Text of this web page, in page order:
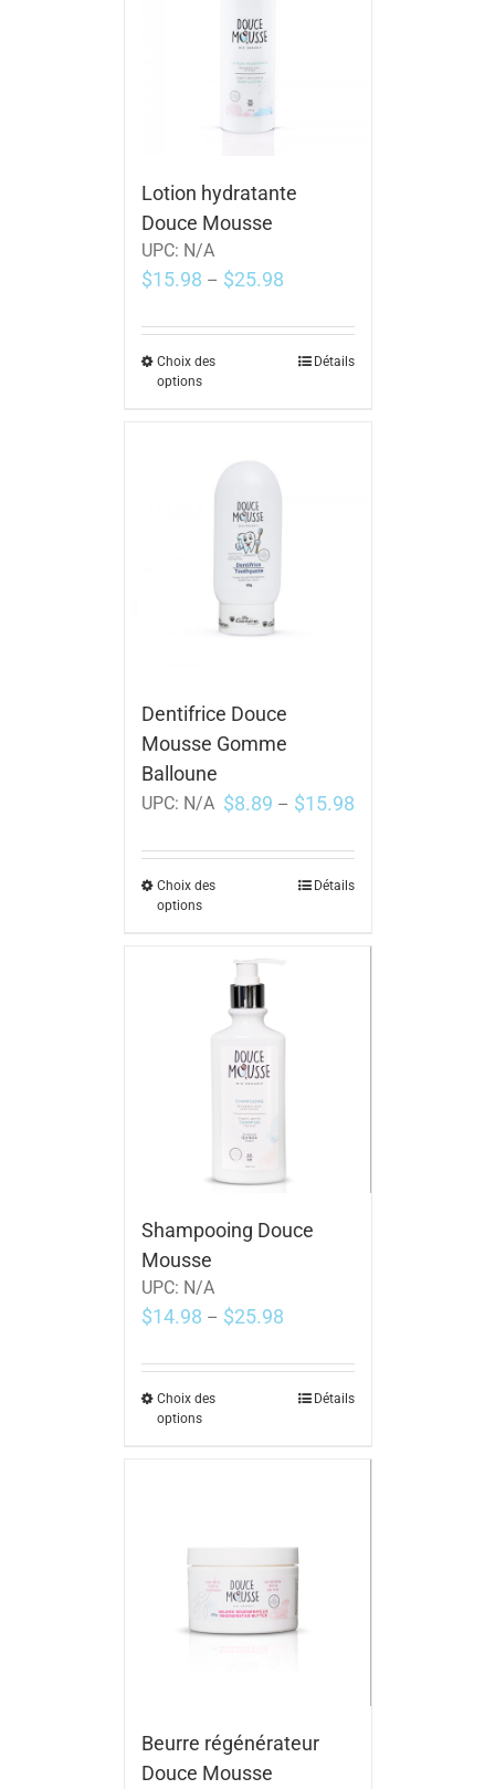
Lotion hydratante
Douce Mousse
UPC: N/A
$15.98 – $25.98
Choix des
options
Détails
Dentifrice Douce
Mousse Gomme
Balloune
UPC: N/A $8.89 – $15.98
Choix des
options
Détails
Shampooing Douce
Mousse
UPC: N/A
$14.98 – $25.98
Choix des
options
Détails
Beurre régénérateur
Douce Mousse